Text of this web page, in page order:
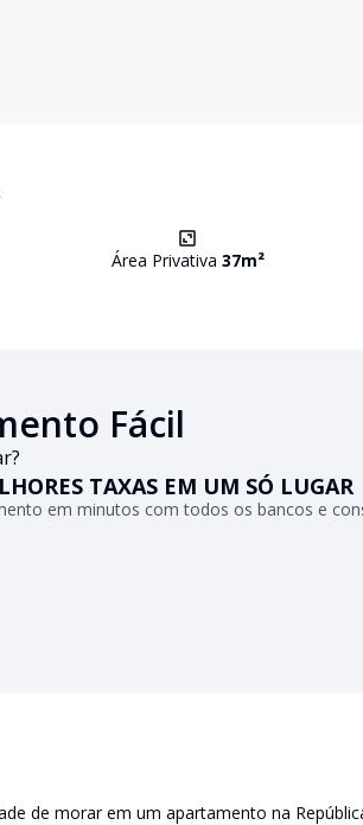
Área Privativa 37m²
Fácil
TAXAS EM UM SÓ LUGAR
em minutos com todos os bancos e
de morar em um apartamento na